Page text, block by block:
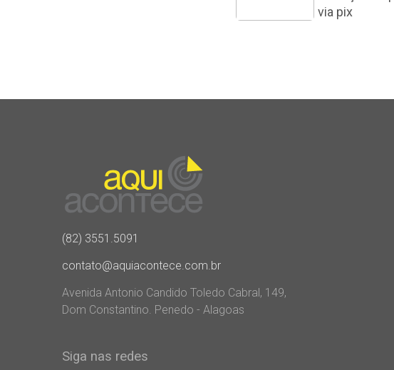
via pix
(82) 3551.5091
contato@aquiacontece.com.br
Avenida Antonio Candido Toledo Cabral, 149,
Dom Constantino. Penedo - Alagoas
Siga nas redes